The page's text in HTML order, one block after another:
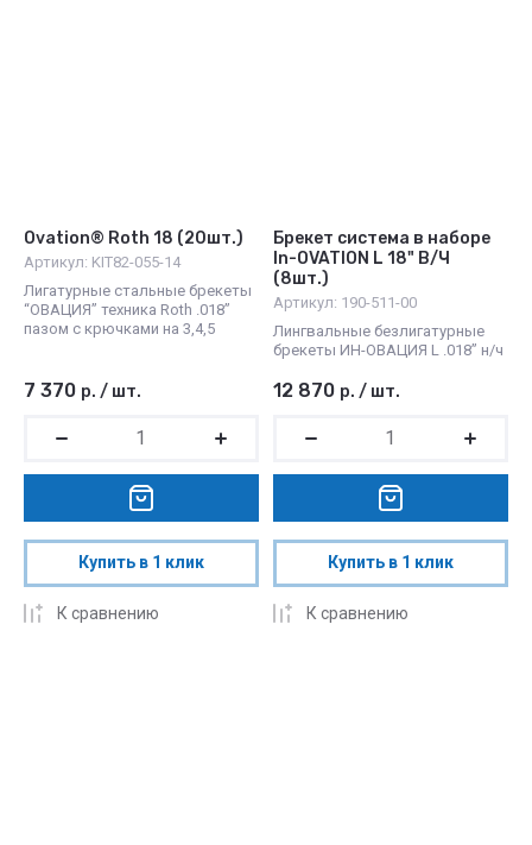
Ovation® Roth 18 (20шт.)
Артикул: KIT82-055-14
Лигатурные стальные брекеты
“OВАЦИЯ” техника Roth .018”
пазом с крючками на 3,4,5
7 370 р. / шт.
Купить в 1 клик
К сравнению
Брекет система в наборе
In-OVATION L 18" В/Ч
(8шт.)
Артикул: 190-511-00
Лингвальные безлигатурные
брекеты ИН-ОВАЦИЯ L .018” н/ч
12 870 р. / шт.
Купить в 1 клик
К сравнению